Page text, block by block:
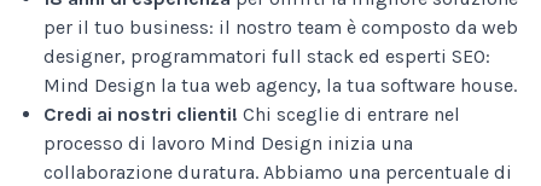
per il tuo business: il nostro team è composto da web
designer, programmatori full stack ed esperti SEO:
Mind Design la tua web agency, la tua software house.
Credi ai nostri clienti! Chi sceglie di entrare nel
processo di lavoro Mind Design inizia una
collaborazione duratura. Abbiamo una percentuale di